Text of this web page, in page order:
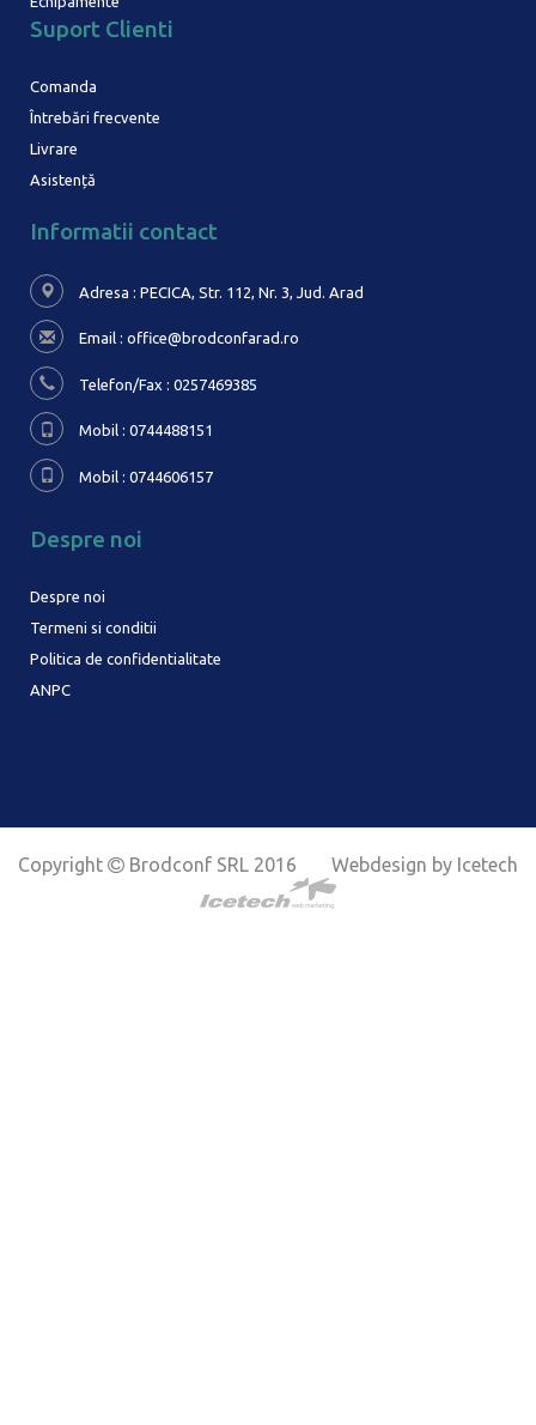
Suport Clienti
Comanda
Întrebări frecvente
Livrare
Asistență
Informatii contact
Adresa : PECICA, Str. 112, Nr. 3, Jud. Arad
Email : office@brodconfarad.ro
Telefon/Fax : 0257469385
Mobil : 0744488151
Mobil : 0744606157
Despre noi
Despre noi
Termeni si conditii
Politica de confidentialitate
ANPC
Copyright Brodconf SRL 2016 Webdesign by Icetech